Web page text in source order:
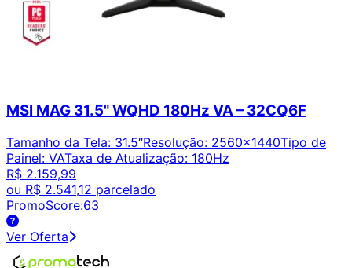
MSI MAG 31.5" WQHD 180Hz VA – 32CQ6F
Tamanho da Tela: 31.5″Resolução: 2560x1440Tipo de
Painel: VATaxa de Atualização: 180Hz
R$ 2.159,99
ou R$ 2.541,12 parcelado
PromoScore:63
Ver Oferta